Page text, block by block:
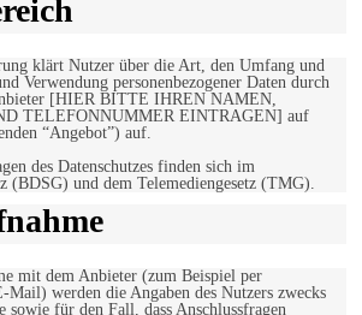
klärt Nutzer über die Art, den Umfang und
Verwendung personenbezogener Daten durch
[HIER BITTE IHREN NAMEN,
TELEFONNUMMER EINTRAGEN] auf
“Angebot”) auf.
des Datenschutzes finden sich im
(BDSG) und dem Telemediengesetz (TMG).
mit dem Anbieter (zum Beispiel per
werden die Angaben des Nutzers zwecks
sowie für den Fall, dass Anschlussfragen